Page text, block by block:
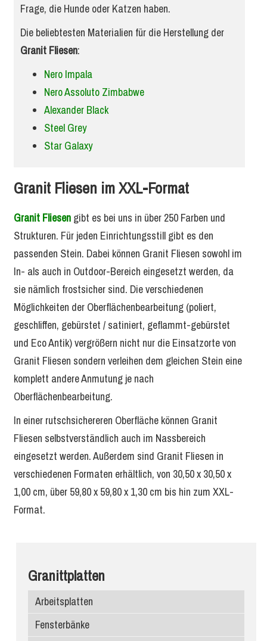
Frage, die Hunde oder Katzen haben.
Die beliebtesten Materialien für die Herstellung der
Granit Fliesen:
Nero Impala
Nero Assoluto Zimbabwe
Alexander Black
Steel Grey
Star Galaxy
Granit Fliesen im XXL-Format
Granit Fliesengibt es bei uns in über 250 Farben und
Strukturen. Für jeden Einrichtungsstill gibt es den
passenden Stein. Dabei können Granit Fliesen sowohl im
In- als auch in Outdoor-Bereich eingesetzt werden, da
sie nämlich frostsicher sind. Die verschiedenen
Möglichkeiten der Oberflächenbearbeitung (poliert,
geschliffen, gebürstet / satiniert, geflammt-gebürstet
und Eco Antik) vergrößern nicht nur die Einsatzorte von
Granit Fliesen sondern verleihen dem gleichen Stein eine
komplett andere Anmutung je nach
Oberflächenbearbeitung.
In einer rutschsichereren Oberfläche können Granit
Fliesen selbstverständlich auch im Nassbereich
eingesetzt werden. Außerdem sind Granit Fliesen in
verschiedenen Formaten erhältlich, von 30,50 x 30,50 x
1,00 cm, über 59,80 x 59,80 x 1,30 cm bis hin zum XXL-
Format.
Granittplatten
Arbeitsplatten
Fensterbänke